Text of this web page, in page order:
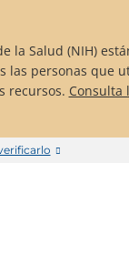
la Salud (NIH)
personas que
recursos. Consulta